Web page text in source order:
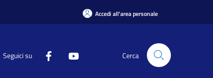
Accedi all'area personale
Seguici su Cerca